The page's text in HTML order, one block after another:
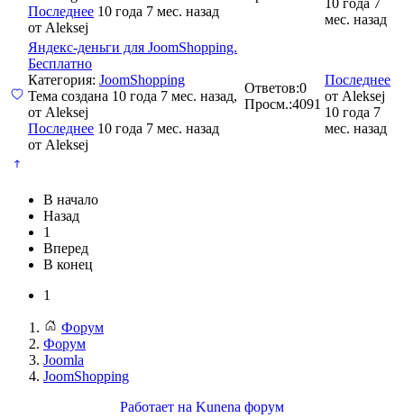
Последнее 10 года 7 мес. назад
от Aleksej
10 года 7
мес. назад
Яндекс-деньги для JoomShopping.
Бесплатно
Категория: JoomShopping
Тема создана 10 года 7 мес. назад,
от Aleksej
Последнее 10 года 7 мес. назад
от Aleksej
Ответов:0
Просм.:4091
Последнее
от Aleksej
10 года 7
мес. назад
В начало
Назад
1
Вперед
В конец
1
Форум
Форум
Joomla
JoomShopping
Работает на Kunena форум